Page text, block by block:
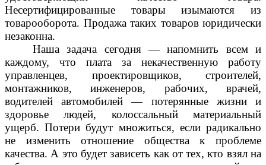
Несертифицированные товары изымаются из
товарооборота. Продажа таких товаров юридически
незаконна.
Наша задача сегодня — напомнить всем и
каждому, что плата за некачественную работу
управленцев, проектировщиков, строителей,
монтажников, инженеров, рабочих, врачей,
водителей автомобилей — потерянные жизни и
здоровье людей, колоссальный материальный
ущерб. Потери будут множиться, если радикально
не изменить отношение общества к проблеме
качества. А это будет зависеть как от тех, кто взял на